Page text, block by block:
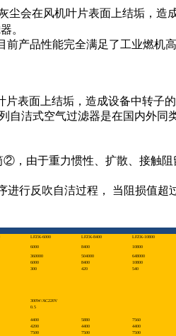
尘会在风机叶片表面上结垢，
。
产品性能完全满足了工业燃机
面上结垢，造成设备中转子
洁式空气过滤器是在国内外
由于重力惯性、扩散、接触
行反吹自洁过程， 当阻损值
LFZK-6000 LFZK-8400 LFZK-10800
6000 8400 10800
360000 504000 648000
6000 8400 10800
300 420 540
300W/AC220V
0.5
4400 5880 7560
4200 4400 4400
7500 7500 7500